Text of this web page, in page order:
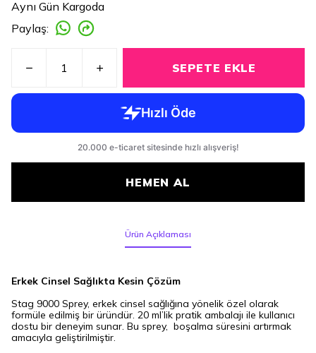
Aynı Gün Kargoda
Paylaş:
SEPETE EKLE
HEMEN AL
Ürün Açıklaması
Erkek Cinsel Sağlıkta Kesin Çözüm
Stag 9000 Sprey, erkek cinsel sağlığına yönelik özel olarak
formüle edilmiş bir üründür. 20 ml’lik pratik ambalajı ile kullanıcı
dostu bir deneyim sunar. Bu sprey, boşalma süresini artırmak
amacıyla geliştirilmiştir.